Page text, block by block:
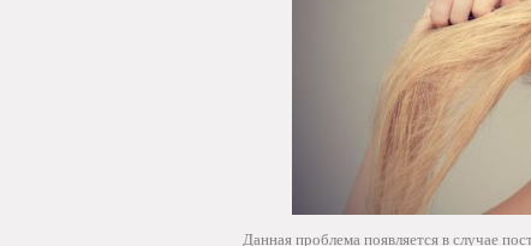
Данная проблема появляется в случае